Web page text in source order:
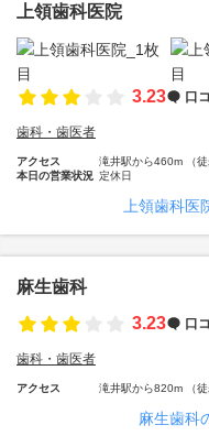
上領歯科医院
3.23 口
歯科・歯医者
アクセス
滝井駅から460m （徒
本日の営業状況 定休日
上領歯科医
麻生歯科
3.23
口
歯科・歯医者
アクセス 滝井駅から820m （徒
麻生歯科